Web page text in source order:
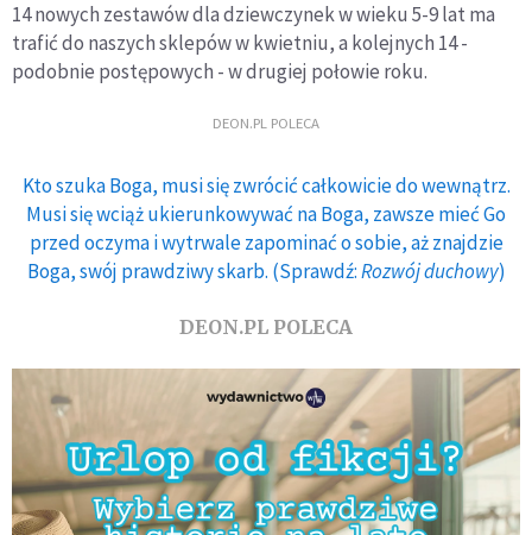
14 nowych zestawów dla dziewczynek w wieku 5-9 lat ma
trafić do naszych sklepów w kwietniu, a kolejnych 14 -
podobnie postępowych - w drugiej połowie roku.
DEON.PL POLECA
Kto szuka Boga, musi się zwrócić całkowicie do wewnątrz.
Musi się wciąż ukierunkowywać na Boga, zawsze mieć Go
przed oczyma i wytrwale zapominać o sobie, aż znajdzie
Boga, swój prawdziwy skarb. (Sprawdź:Rozwój duchowy)
DEON.PL POLECA